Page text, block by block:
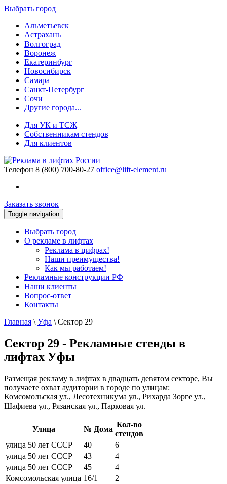
Выбрать город
Альметьевск
Астрахань
Волгоград
Воронеж
Екатеринбург
Новосибирск
Самара
Санкт-Петербург
Сочи
Другие города...
Для УК и ТСЖ
Собственникам стендов
Для клиентов
Телефон 8 (800) 700-80-27 office@lift-element.ru
Заказать звонок
Toggle navigation
Выбрать город
О рекламе в лифтах
Реклама в цифрах!
Наши преимущества!
Как мы работаем!
Рекламные конструкции РФ
Наши клиенты
Вопрос-ответ
Контакты
Главная \ Уфа \ Сектор 29
Сектор 29 - Рекламные стенды в
лифтах Уфы
Размещая рекламу в лифтах в двадцать девятом секторе, Вы
получаете охват аудитории в городе по улицам:
Комсомольская ул., Лесотехникума ул., Рихарда Зорге ул.,
Шафиева ул., Рязанская ул., Парковая ул.
Улица № Дома
Кол-во
стендов
улица 50 лет СССР
40
6
улица 50 лет СССР
43
4
улица 50 лет СССР
45
4
Комсомольская улица 16/1
2